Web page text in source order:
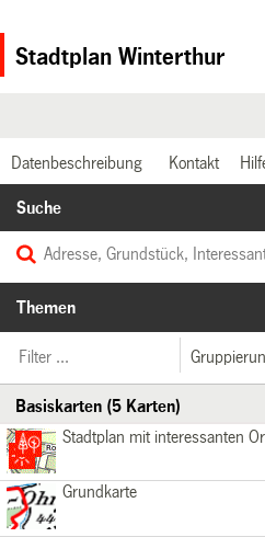
Datenbeschreibung Kontakt
Suche
Themen
Basiskarten (5 Karten)
Stadtplan
BasiskartenStadtplan mit interessanten
Grundkarte
BasiskartenGrundkarte
Stadtplan Winterthur